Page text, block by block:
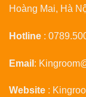
Hoàng Mai, Hà
Hotline :
Email :
Website :